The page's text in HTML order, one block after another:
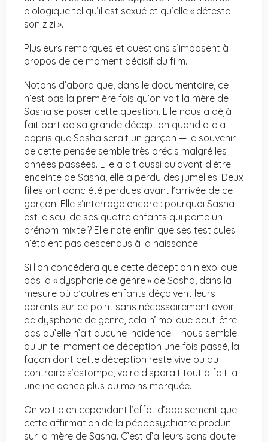
biologique tel qu’il est sexué et qu’elle « déteste
son zizi ».
Plusieurs remarques et questions s’imposent à
propos de ce moment décisif du film.
Notons d’abord que, dans le documentaire, ce
n’est pas la première fois qu’on voit la mère de
Sasha se poser cette question. Elle nous a déjà
fait part de sa grande déception quand elle a
appris que Sasha serait un garçon — le souvenir
de cette pensée semble très précis malgré les
années passées. Elle a dit aussi qu’avant d’être
enceinte de Sasha, elle a perdu des jumelles. Deux
filles ont donc été perdues avant l’arrivée de ce
garçon. Elle s’interroge encore : pourquoi Sasha
est le seul de ses quatre enfants qui porte un
prénom mixte ? Elle note enfin que ses testicules
n’étaient pas descendus à la naissance.
Si l’on concédera que cette déception n’explique
pas la « dysphorie de genre » de Sasha, dans la
mesure où d’autres enfants déçoivent leurs
parents sur ce point sans nécessairement avoir
de dysphorie de genre, cela n’implique peut-être
pas qu’elle n’ait aucune incidence. Il nous semble
qu’un tel moment de déception une fois passé, la
façon dont cette déception reste vive ou au
contraire s’estompe, voire disparait tout à fait, a
une incidence plus ou moins marquée.
On voit bien cependant l’effet d’apaisement que
cette affirmation de la pédopsychiatre produit
sur la mère de Sasha. C’est d’ailleurs sans doute